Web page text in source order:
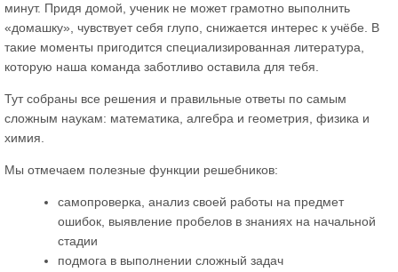
минут. Придя домой, ученик не может грамотно выполнить
«домашку», чувствует себя глупо, снижается интерес к учёбе. В
такие моменты пригодится специализированная литература,
которую наша команда заботливо оставила для тебя.
Тут собраны все решения и правильные ответы по самым
сложным наукам: математика, алгебра и геометрия, физика и
химия.
Мы отмечаем полезные функции решебников:
самопроверка, анализ своей работы на предмет
ошибок, выявление пробелов в знаниях на начальной
стадии
подмога в выполнении сложный задач